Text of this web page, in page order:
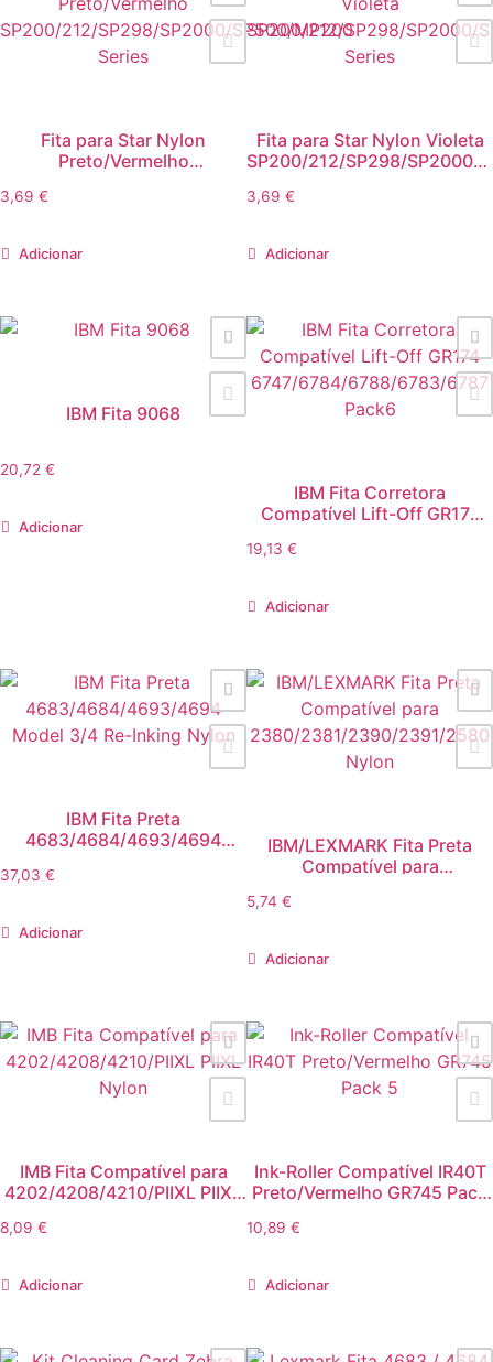
Fita para Star Nylon
Preto/Vermelho
3,69 €
Adicionar
Fita para Star Nylon Violeta
SP200/212/SP298/SP2000/
3,69 €
Adicionar
IBM Fita 9068
20,72 €
Adicionar
IBM Fita Corretora
Compatível Lift-Off GR174
19,13 €
Adicionar
IBM Fita Preta
4683/4684/4693/4694
37,03 €
Adicionar
IBM/LEXMARK Fita Preta
Compatível para
5,74 €
Adicionar
IMB Fita Compatível para
4202/4208/4210/PIIXL PIIXL
8,09 €
Adicionar
Ink-Roller Compatível IR40T
Preto/Vermelho GR745 Pack
10,89 €
Adicionar